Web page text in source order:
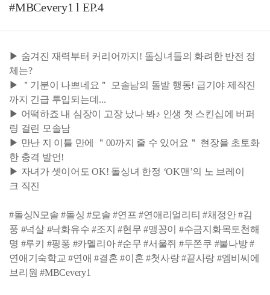
#MBCevery1 l EP.4
▶ 숨겨진 재력부터 커리어까지! 돌싱녀들의 화려한 반전 정
체는?
▶ ＂기분이 나쁘네요＂ 모솔남의 돌발 행동! 급기야 제작진
까지 긴급 투입되는데...
▶ 어떡하죠 내 심장이 고장 났나 봐♪ 인생 첫 스킨십에 버퍼
링 걸린 모솔남
▶ 만난 지 이틀 만에 ＂00까지 줄 수 있어요＂ 현장을 초토화
한 충격 발언!
▶ 자녀가 셋이어도 OK! 돌싱녀 한정 ‘OK맨’의 노 브레이
크 직진
#돌싱N모솔 #돌싱 #모솔 #연프 #연애리얼리티 #채정안 #김
풍 #넉살 #낙화유수 #조지 #현무 #맹꽁이 #수금지화목토천해
명 #루키 #핑퐁 #카멜리아 #순무 #서울쥐 #두쫀쿠 #불나방 #
연애기숙학교 #연애 #결혼 #이혼 #첫사랑 #끝사랑 #엠비씨에
브리원 #MBCevery1